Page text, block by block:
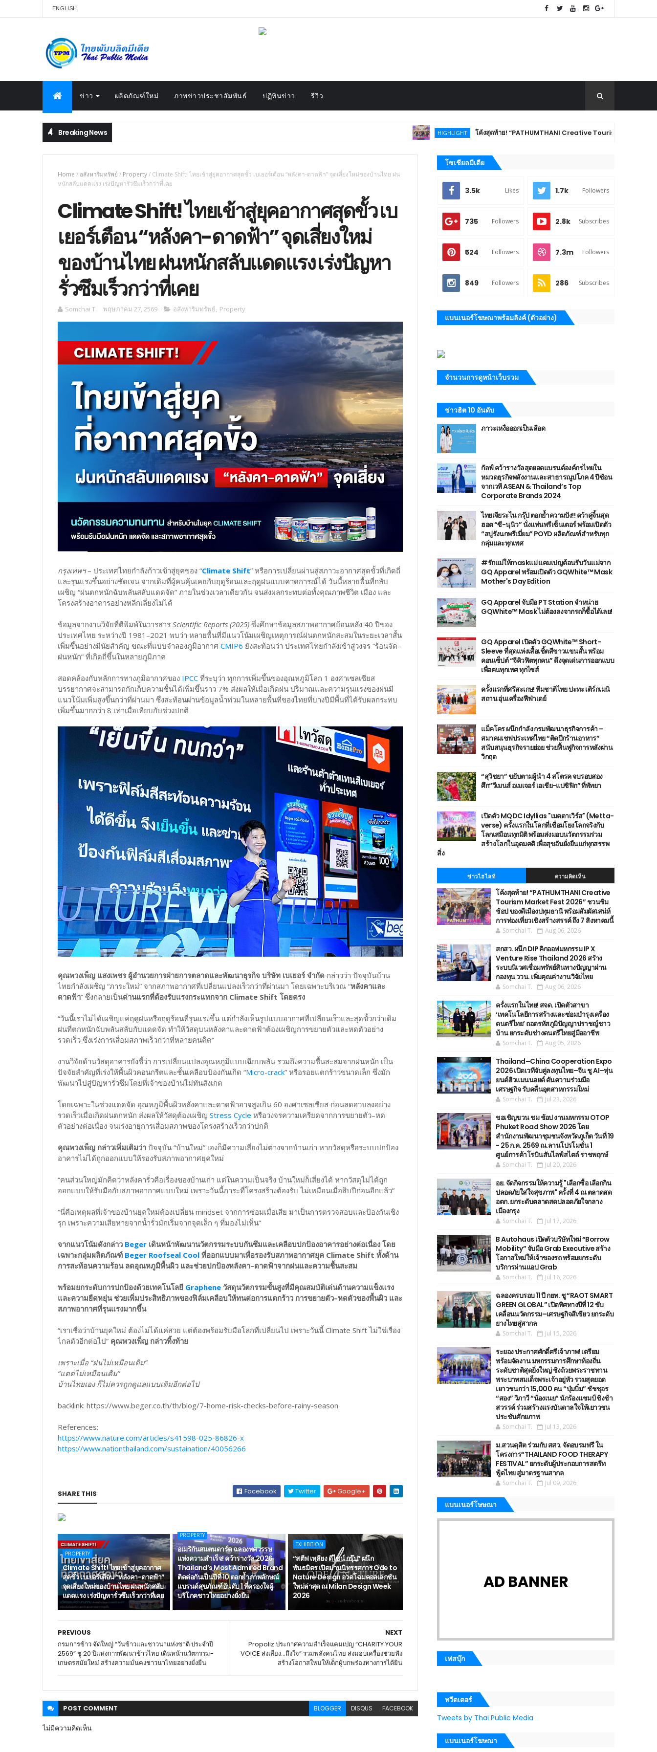
ENGLISH
ข่าว ผลิตภัณฑ์ใหม่ ภาพข่าวประชาสัมพันธ์ ปฏิทินข่าว รีวิว
Breaking News HIGHLIGHT โค้งสุดท้าย! “PATHUMTHANI Creative Tourism Market Fest 2026” ช
Home / อสังหาริมทรัพย์ / Property/ Climate Shift! ไทยเข้าสู่ยุคอากาศสุดขั้ว เบเยอร์เตือน “หลังคา-ดาดฟ้า” จุดเสี่ยงใหม่ของบ้านไทย ฝน
หนักสลับแดดแรง เร่งปัญหารั่วซึมเร็วกว่าที่เคย
Climate Shift! ไทยเข้าสู่ยุคอากาศสุดขั้ว เบ
เยอร์เตือน “หลังคา-ดาดฟ้า” จุดเสี่ยงใหม่
ของบ้านไทย ฝนหนักสลับแดดแรง เร่งปัญหา
รั่วซึมเร็วกว่าที่เคย
Somchai T. พฤษภาคม 27, 2569 อสังหาริมทรัพย์, Property
กรุงเทพฯ– ประเทศไทยกำลังก้าวเข้าสู่ยุคของ “Climate Shift” หรือการเปลี่ยนผ่านสู่สภาวะอากาศสุดขั้วที่เกิดถี่
และรุนแรงขึ้นอย่างชัดเจน จากเดิมที่ผู้คนคุ้นเคยกับฤดูร้อนและฤดูฝนแบบคาดการณ์ได้ วันนี้หลายพื้นที่กลับ
เผชิญ “ฝนตกหนักฉับพลันสลับแดดจัด” ภายในช่วงเวลาเดียวกัน จนส่งผลกระทบต่อทั้งคุณภาพชีวิต เมือง และ
โครงสร้างอาคารอย่างหลีกเลี่ยงไม่ได้
ข้อมูลจากงานวิจัยที่ตีพิมพ์ในวารสาร Scientific Reports (2025) ซึ่งศึกษาข้อมูลสภาพอากาศย้อนหลัง 40 ปีของ
ประเทศไทย ระหว่างปี 1981–2021 พบว่า หลายพื้นที่มีแนวโน้มเผชิญเหตุการณ์ฝนตกหนักสะสมในระยะเวลาสั้น
เพิ่มขึ้นอย่างมีนัยสำคัญ ขณะที่แบบจำลองภูมิอากาศ CMIP6 ยังสะท้อนว่า ประเทศไทยกำลังเข้าสู่วงจร “ร้อนจัด–
ฝนหนัก” ที่เกิดถี่ขึ้นในหลายภูมิภาค
สอดคล้องกับหลักการทางภูมิอากาศของ IPCC ที่ระบุว่า ทุกการเพิ่มขึ้นของอุณหภูมิโลก 1 องศาเซลเซียส
บรรยากาศจะสามารถกักเก็บความชื้นได้เพิ่มขึ้นราว 7% ส่งผลให้เมื่อเกิดฝน ปริมาณและความรุนแรงของฝนมี
แนวโน้มเพิ่มสูงขึ้นกว่าที่ผ่านมา ซึ่งสะท้อนผ่านข้อมูลน้ำท่วมในหลายพื้นที่ของไทยที่บางปีมีพื้นที่ได้รับผลกระทบ
เพิ่มขึ้นมากกว่า 8 เท่าเมื่อเทียบกับช่วงปกติ
คุณพวงเพ็ญ แสงเพชร ผู้อำนวยการฝ่ายการตลาดและพัฒนาธุรกิจ บริษัท เบเยอร์ จำกัด กล่าวว่า ปัจจุบันบ้าน
ไทยกำลังเผชิญ “ภาระใหม่” จากสภาพอากาศที่เปลี่ยนแปลงเร็วกว่าที่ผ่านมา โดยเฉพาะบริเวณ “หลังคาและ
ดาดฟ้า” ซึ่งกลายเป็นด่านแรกที่ต้องรับแรงกระแทกจาก Climate Shift โดยตรง
“วันนี้เราไม่ได้เผชิญแค่ฤดูฝนหรือฤดูร้อนที่รุนแรงขึ้น แต่กำลังเห็นรูปแบบอากาศที่เปลี่ยนเร็วและสุดขั้วกว่าเดิม
ฝนที่ตกหนักฉับพลันสลับกับแดดจัด ทำให้วัสดุบนหลังคาและดาดฟ้าต้องเผชิญการขยายตัวและหดตัวอย่าง
รวดเร็ว ซึ่งเร่งการเสื่อมสภาพเร็วกว่าที่หลายคนคิด”
งานวิจัยด้านวัสดุอาคารยังชี้ว่า การเปลี่ยนแปลงอุณหภูมิแบบเฉียบพลัน รวมถึงความชื้นสะสมจากฝนหนัก เป็น
ปัจจัยสำคัญที่เร่งให้พื้นผิวคอนกรีตและชั้นเคลือบป้องกันเกิด “Micro-crack” หรือรอยแตกร้าวขนาดเล็ก ซึ่งมัก
พัฒนาไปสู่ปัญหารั่วซึมโดยที่เจ้าของบ้านไม่ทันสังเกต
โดยเฉพาะในช่วงแดดจัด อุณหภูมิพื้นผิวหลังคาและดาดฟ้าอาจสูงเกิน 60 องศาเซลเซียส ก่อนลดฮวบลงอย่าง
รวดเร็วเมื่อเกิดฝนตกหนัก ส่งผลให้วัสดุต้องเผชิญ Stress Cycle หรือวงจรความเครียดจากการขยายตัว–หด
ตัวอย่างต่อเนื่อง จนเร่งอายุการเสื่อมสภาพของโครงสร้างเร็วกว่าปกติ
คุณพวงเพ็ญ กล่าวเพิ่มเติมว่า ปัจจุบัน “บ้านใหม่” เองก็มีความเสี่ยงไม่ต่างจากบ้านเก่า หากวัสดุหรือระบบปกป้อง
อาคารไม่ได้ถูกออกแบบให้รองรับสภาพอากาศยุคใหม่
“คนส่วนใหญ่มักคิดว่าหลังคารั่วคือเรื่องของบ้านเก่า แต่ในความเป็นจริง บ้านใหม่ก็เสี่ยงได้ หากวัสดุไม่ได้ถูก
ออกแบบให้รับมือกับสภาพอากาศแบบใหม่ เพราะวันนี้ภาระที่โครงสร้างต้องรับ ไม่เหมือนเมื่อสิบปีก่อนอีกแล้ว”
“นี่คือเหตุผลที่เจ้าของบ้านยุคใหม่ต้องเปลี่ยน mindset จากการซ่อมเมื่อเสีย มาเป็นการตรวจสอบและป้องกันเชิง
รุก เพราะความเสียหายจากน้ำรั่วมักเริ่มจากจุดเล็ก ๆ ที่มองไม่เห็น”
จากแนวโน้มดังกล่าว Beger เดินหน้าพัฒนานวัตกรรมระบบกันซึมและเคลือบปกป้องอาคารอย่างต่อเนื่อง โดย
เฉพาะกลุ่มผลิตภัณฑ์ Beger Roofseal Cool ที่ออกแบบมาเพื่อรองรับสภาพอากาศยุค Climate Shift ทั้งด้าน
การสะท้อนความร้อน ลดอุณหภูมิพื้นผิว และช่วยปกป้องหลังคา–ดาดฟ้าจากฝนและความชื้นสะสม
พร้อมยกระดับการปกป้องด้วยเทคโนโลยี Graphene วัสดุนวัตกรรมขั้นสูงที่มีคุณสมบัติเด่นด้านความแข็งแรง
และความยืดหยุ่น ช่วยเพิ่มประสิทธิภาพของฟิล์มเคลือบให้ทนต่อการแตกร้าว การขยายตัว–หดตัวของพื้นผิว และ
สภาพอากาศที่รุนแรงมากขึ้น
“เราเชื่อว่าบ้านยุคใหม่ ต้องไม่ได้แค่สวย แต่ต้องพร้อมรับมือโลกที่เปลี่ยนไป เพราะวันนี้ Climate Shift ไม่ใช่เรื่อง
ไกลตัวอีกต่อไป” คุณพวงเพ็ญ กล่าวทิ้งท้าย
เพราะเมื่อ “ฝนไม่เหมือนเดิม”
“แดดไม่เหมือนเดิม”
บ้านไทยเอง ก็ไม่ควรถูกดูแลแบบเดิมอีกต่อไป
backlink: https://www.beger.co.th/th/blog/7-home-risk-checks-before-rainy-season
References:
https://www.nature.com/articles/s41598-025-86826-x
https://www.nationthailand.com/sustaination/40056266
SHARE THIS Facebook Twitter Google+
PROPERTY
Climate Shift! ไทยเข้าสู่ยุคอากาศ
สุดขั้ว เบเยอร์เตือน “หลังคา-ดาดฟ้า”
จุดเสี่ยงใหม่ของบ้านไทย ฝนหนักสลับ
แดดแรง เร่งปัญหารั่วซึมเร็วกว่าที่เคย
PROPERTY
อเมริกันสแตนดาร์ด ฉลองทศวรรษ
แห่งความสำเร็จ! คว้ารางวัล 2026
Thailand’s Most Admired Brand
ติดต่อกันเป็นปีที่ 10 ตอกย้ำภาพลักษณ์
แบรนด์สุขภัณฑ์อันดับ 1 ที่ครองใจผู้
บริโภคชาวไทยอย่างยั่งยืน
EXHIBITION
“สตีฟ เหลียง ดีไซน์ กรุ๊ป” ผนึก
พันธมิตร เปิดม่านนิทรรศการ Ode to
Nature Design อวดโฉมคอลเลกชัน
ใหม่ล่าสุด ณ Milan Design Week
2026
NEXT
Propoliz ประกาศความสำเร็จแคมเปญ “CHARITY YOUR
VOICE ส่งเสียง...ถึงใจ” รวมพลังคนไทย ส่งมอบเครื่องช่วยฟัง
สร้างโอกาสใหม่ให้เด็กผู้บกพร่องทางการได้ยิน
PREVIOUS
กรมการข้าว จัดใหญ่ “วันข้าวและชาวนาแห่งชาติ ประจำปี
2569” ชู 20 ปีแห่งการพัฒนาข้าวไทย เดินหน้านวัตกรรม-
เกษตรสมัยใหม่ สร้างความมั่นคงชาวนาไทยอย่างยั่งยืน
POST COMMENT BLOGGER DISQUS FACEBOOK
ไม่มีความคิดเห็น
โซเชียลมีเดีย
3.5k Likes 1.7k Followers
735 Followers 2.8k Subscribes
524 Followers 7.3m Followers
849 Followers 286 Subscribes
แบนเนอร์โฆษณาพร้อมลิงค์ (ตัวอย่าง)
จำนวนการดูหน้าเว็บรวม
ข่าวฮิต 10 อันดับ
ภาวะเหงื่อออกเป็นเลือด
กัลฟ์ คว้ารางวัลสุดยอดแบรนด์องค์กรไทยใน
หมวดธุรกิจพลังงานและสาธารณูปโภค 4 ปีซ้อน
จากเวที ASEAN & Thailand’s Top
Corporate Brands 2024
ไทยเจียระไน กรุ๊ป ตอกย้ำความปัง!! คว้าคู่จิ้นสุด
ฮอต “ซี-นุนิว” นั่งแท่นพรีเซ็นเตอร์ พร้อมเปิดตัว
“สบู่รังนกพรีเมี่ยม” POYD ผลิตภัณฑ์สำหรับทุก
กลุ่มและทุกเพศ
#รักแม่ให้maskแม่ แคมเปญต้อนรับวันแม่จาก
GQ Apparel พร้อมเปิดตัว GQWhite™ Mask
Mother's Day Edition
GQ Apparel จับมือ PT Station จำหน่าย
GQWhite™ Mask ไม่ต้องลงจากรถก็ซื้อได้เลย!
GQ Apparel เปิดตัว GQWhite™ Short-
Sleeve ที่สุดแห่งเสื้อเชิ้ตสีขาวแขนสั้น พร้อม
คอนเซ็ปต์ “จีคิวฟิตทุกคน” ดึงจุดเด่นการออกแบบ
เพื่อคนทุกเพศ ทุกไซส์
ครั้งแรกที่ศรีสะเกษ! ทีมชาติไทย ปะทะ เติร์กเมนิ
สถาน อุ่นเครื่องฟีฟ่าเดย์
แม็คโคร ผนึกกำลัง กรมพัฒนาธุรกิจการค้า –
สมาคมเชฟประเทศไทย “ติดปีกร้านอาหาร”
สนับสนุนธุรกิจรายย่อย ช่วยฟื้นฟูกิจการหลังผ่าน
วิกฤต
“สุวิชยา” ขยับตามผู้นำ 4 สโตรค จบรอบสอง
ศึก“วีเมนส์ อเมเจอร์ เอเชีย-แปซิฟิก” ที่พัทยา
เปิดตัว MQDC Idyllias "เมตตาเวิร์ส" (Metta-
verse) ครั้งแรกในโลกที่เชื่อมโยงโลกจริงกับ
โลกเสมือนทุกมิติ พร้อมส่งมอบนวัตกรรมร่วม
สร้างโลกในอุดมคติ เพื่อสุขอันยั่งยืนแก่ทุกสรรพ
สิ่ง
ข่าวไฮไลท์ ความคิดเห็น
โค้งสุดท้าย! “PATHUMTHANI Creative
Tourism Market Fest 2026” ชวนชิม
ช้อป ของดีเมืองปทุมธานี พร้อมสัมผัสเสน่ห์
การท่องเที่ยวเชิงสร้างสรรค์ ถึง 7 สิงหาคมนี้
Somchai T. Aug 06, 2026
สกสว. ผนึก DIP คิกออฟมหกรรม IP X
Venture Rise Thailand 2026 สร้าง
ระบบนิเวศเชื่อมทรัพย์สินทางปัญญาผ่าน
กองทุน ววน. เพิ่มคุณค่างานวิจัยไทย
Somchai T. Aug 06, 2026
ครั้งแรกในไทย! สจด. เปิดตัวสาขา
‘เทคโนโลยีการสร้างและซ่อมบำรุงเครื่อง
ดนตรีไทย’ ​ถอดรหัสภูมิปัญญาปราชญ์ชาว
บ้าน ยกระดับช่างดนตรีไทยสู่มืออาชีพ
Somchai T. Aug 05, 2026
Thailand–China Cooperation Expo
2026 เปิดเวทีจับคู่ลงทุนไทย–จีน ชู AI–หุ่น
ยนต์ฮิวแมนนอยด์ ดันความร่วมมือ
เศรษฐกิจ รับคลื่นอุตสาหกรรมใหม่
Somchai T. Jul 23, 2026
ขอเชิญขวน ชม ช้อป งานมหกรรม OTOP
Phuket Road Show 2026 โดย
สำนักงานพัฒนาชุมชนจังหวัดภูเก็ต วันที่ 19
- 25 ก.ค. 2569 ณ.ลานโปรโมชั่น 1
ศูนย์การค้าโรบินสันไลฟ์สไตล์ ราชพฤกษ์
Somchai T. Jul 20, 2026
อย. จัดกิจกรรมให้ความรู้ "เลือกซื้อ เลือกกิน
ปลอดภัยใส่ใจสุขภาพ" ครั้งที่ 4 ณ ตลาดสด
อตก. ยกระดับตลาดสดปลอดภัยใจกลาง
เมืองกรุง
Somchai T. Jul 17, 2026
B Autohaus เปิดตัวบริษัทใหม่ “Borrow
Mobility” จับมือ Grab Executive สร้าง
โอกาสใหม่ให้เจ้าของรถ พร้อมยกระดับ
บริการผ่านแอป Grab
Somchai T. Jul 16, 2026
ฉลองครบรอบ 11 ปี กยท. ชู “RAOT SMART
GREEN GLOBAL” เปิดทิศทางปีที่ 12 ขับ
เคลื่อนนวัตกรรม–เศรษฐกิจสีเขียว ยกระดับ
ยางไทยสู่สากล
Somchai T. Jul 15, 2026
ระยอง ประกาศศักดิ์ศรีเจ้าภาพ! เตรียม
พร้อมจัดงาน มหกรรมการศึกษาท้องถิ่น
ระดับชาติสุดยิ่งใหญ่ ชิงถ้วยพระราชทาน
พระบาทสมเด็จพระเจ้าอยู่หัว รวมสุดยอด
เยาวชนกว่า 15,000 คน “บุ๋มบิ๋ม” ชัชชุอร
“สอง” วิภาวี “น้องเนย“ นักร้องแชมป์ ชิงช้า
สวรรค์ ร่วมสร้างแรงบันดาลใจให้เยาวชน
ประชันศักยภาพ
Somchai T. Jul 13, 2026
ม.สวนดุสิต ร่วมกับ สสว. จัดอบรมฟรี ใน
โครงการ“THAILAND FOOD THERAPY
FESTIVAL” ยกระดับผู้ประกอบการสตรีท
ฟู้ดไทย สู่มาตรฐานสากล
Somchai T. Jul 09, 2026
แบนเนอร์โษษณา
AD BANNER
เฟสบุ๊ก
ทวีตเตอร์
Tweets by Thai Public Media
แบนเนอร์โฆษณา